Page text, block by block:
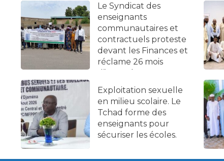
Le Syndicat des
enseignants
communautaires et
contractuels proteste
devant les Finances et
réclame 26 mois
d’impayés.
Exploitation sexuelle
en milieu scolaire. Le
Tchad forme des
enseignants pour
sécuriser les écoles.